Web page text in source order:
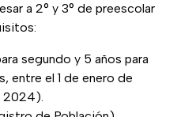
a 2° y 3° de preescolar
segundo y 5 años para
entre el 1 de enero de
2024).